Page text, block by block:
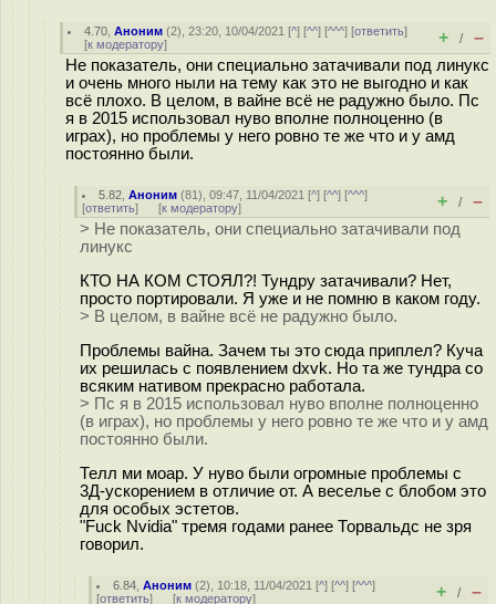
4.70 ,Аноним (2), 23:20, 10/04/2021 [^] [^^] [^^^] [ответить]
[к модератору] + / –
Не показатель, они специально затачивали под линукс
и очень много ныли на тему как это не выгодно и как
всё плохо. В целом, в вайне всё не радужно было. Пс
я в 2015 использовал нуво вполне полноценно (в
играх), но проблемы у него ровно те же что и у амд
постоянно были.
5.82 ,Аноним (81), 09:47, 11/04/2021 [^] [^^] [^^^]
[ответить] [к модератору] + / –
> Не показатель, они специально затачивали под
линукс
КТО НА КОМ СТОЯЛ?! Тундру затачивали? Нет,
просто портировали. Я уже и не помню в каком году.
> В целом, в вайне всё не радужно было.
Проблемы вайна. Зачем ты это сюда приплел? Куча
их решилась с появлением dxvk. Но та же тундра со
всяким нативом прекрасно работала.
> Пс я в 2015 использовал нуво вполне полноценно
(в играх), но проблемы у него ровно те же что и у амд
постоянно были.
Телл ми моар. У нуво были огромные проблемы с
3Д-ускорением в отличие от. А веселье с блобом это
для особых эстетов.
"Fuck Nvidia" тремя годами ранее Торвальдс не зря
говорил.
6.84 ,Аноним (2), 10:18, 11/04/2021 [^] [^^] [^^^]
[ответить] [к модератору] + / –